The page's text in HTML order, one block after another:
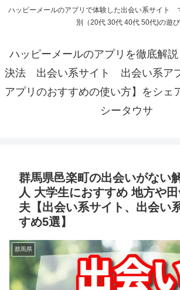
ハッピーメールのアプリで体験した出会い系サイト
別（20代 30代 40代 50代)の遊
ハッピーメールのアプリを徹底解
決法 出会い系サイト 出会い系ア
アプリのおすすめの使い方】をシ
シータウサ
群馬県邑楽町の出会いがない
人 大学生におすすめ 地方や
夫【出会い系サイト、出会い
すめ5選】
群馬県